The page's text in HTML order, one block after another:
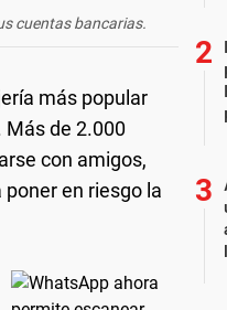
cuentas bancarias.
más popular
Más de 2.000
con amigos,
en riesgo la